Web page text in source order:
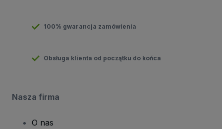
100% gwarancja zamówienia
Obsługa klienta od początku do końca
Nasza firma
O nas